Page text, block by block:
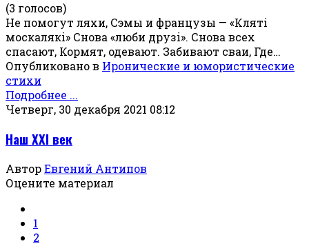
(3 голосов)
Не помогут ляхи, Сэмы и французы — «Клятi
москалякi» Снова «люби друзi». Снова всех
спасают, Кормят, одевают. Забивают сваи, Где…
Опубликовано в Иронические и юмористические
стихи
Подробнее ...
Четверг, 30 декабря 2021 08:12
Наш XXI век
АвторЕвгений Антипов
Оцените материал
1
2